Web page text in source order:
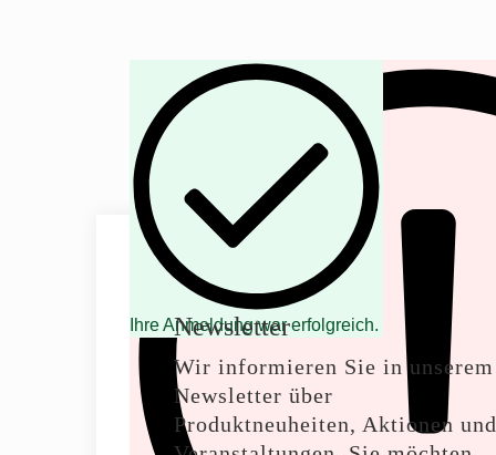
Ihre Anmeldung war erfolgreich.
Newsletter
Wir informieren Sie in unserem
Newsletter über
Produktneuheiten, Aktionen und